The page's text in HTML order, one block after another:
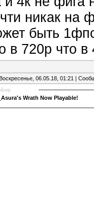
никак на
быть
в 720р что в
06.05.18, 01:21 |
Asura's Wrath Now Playable!